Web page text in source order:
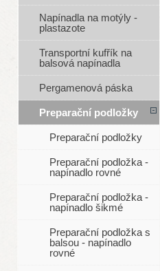
Napínadla na motýly -
plastazote
Transportní kufřík na
balsová napínadla
Pergamenová páska
Preparační podložky
Preparační podložky
Preparační podložka -
napínadlo rovné
Preparační podložka -
napínadlo šikmé
Preparační podložka s
balsou - napínadlo
rovné